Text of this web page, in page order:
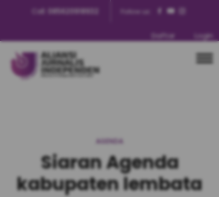
Call: 085620918932 Follow us:
Daftar Login
AGENDA
Siaran Agenda
kabupaten lembata